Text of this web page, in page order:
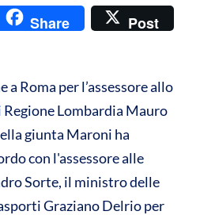
Share Post
a Roma per l’assessore allo
Lombardia Mauro
giunta Maroni ha
con l'assessore alle
Sorte, il ministro delle
Graziano Delrio per